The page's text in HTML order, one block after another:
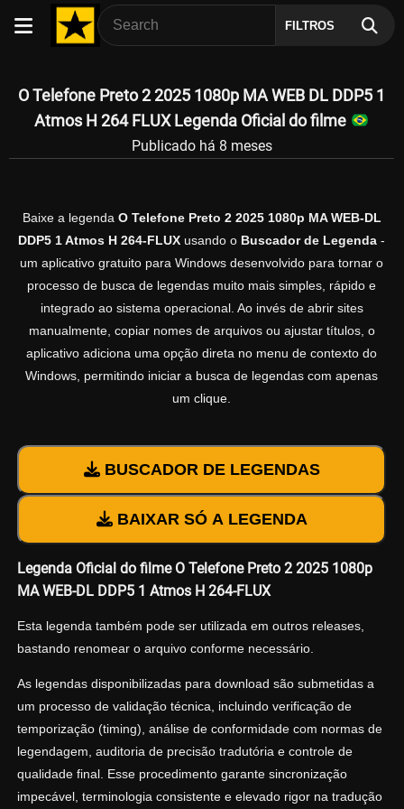
FILTROS
O Telefone Preto 2 2025 1080p MA WEB DL DDP5 1
Atmos H 264 FLUX Legenda Oficial do filme
Publicado há 8 meses
Baixe a legenda O Telefone Preto 2 2025 1080p MA WEB-DL
DDP5 1 Atmos H 264-FLUX usando o Buscador de Legenda -
um aplicativo gratuito para Windows desenvolvido para tornar o
processo de busca de legendas muito mais simples, rápido e
integrado ao sistema operacional. Ao invés de abrir sites
manualmente, copiar nomes de arquivos ou ajustar títulos, o
aplicativo adiciona uma opção direta no menu de contexto do
Windows, permitindo iniciar a busca de legendas com apenas
um clique.
BUSCADOR DE LEGENDAS
BAIXAR SÓ A LEGENDA
Legenda Oficial do filme O Telefone Preto 2 2025 1080p
MA WEB-DL DDP5 1 Atmos H 264-FLUX
Esta legenda também pode ser utilizada em outros releases,
bastando renomear o arquivo conforme necessário.
As legendas disponibilizadas para download são submetidas a
um processo de validação técnica, incluindo verificação de
temporização (timing), análise de conformidade com normas de
legendagem, auditoria de precisão tradutória e controle de
qualidade final. Esse procedimento garante sincronização
impecável, terminologia consistente e elevado rigor na tradução